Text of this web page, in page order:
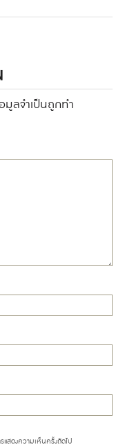
มูลจำเป็นถูกทำ
แสดงความเห็นครั้งถัดไป